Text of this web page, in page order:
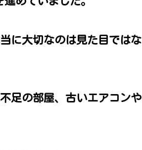
に大切なのは見た目ではな
足の部屋、古いエアコンや